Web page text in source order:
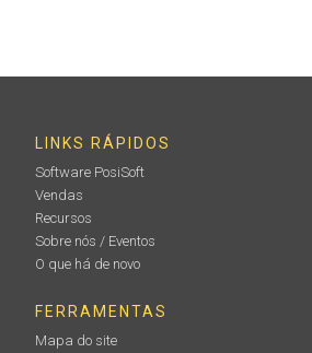
LINKS RÁPIDOS
Software PosiSoft
Vendas
Recursos
Sobre nós / Eventos
O que há de novo
FERRAMENTAS
Mapa do site